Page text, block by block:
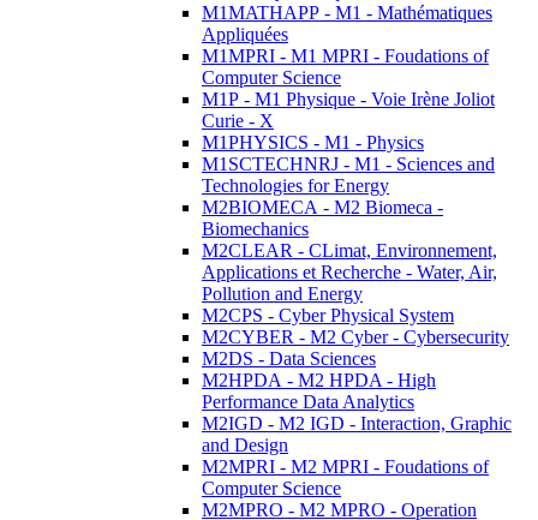
M1MATHAPP - M1 - Mathématiques
Appliquées
M1MPRI - M1 MPRI - Foudations of
Computer Science
M1P - M1 Physique - Voie Irène Joliot
Curie - X
M1PHYSICS - M1 - Physics
M1SCTECHNRJ - M1 - Sciences and
Technologies for Energy
M2BIOMECA - M2 Biomeca -
Biomechanics
M2CLEAR - CLimat, Environnement,
Applications et Recherche - Water, Air,
Pollution and Energy
M2CPS - Cyber Physical System
M2CYBER - M2 Cyber - Cybersecurity
M2DS - Data Sciences
M2HPDA - M2 HPDA - High
Performance Data Analytics
M2IGD - M2 IGD - Interaction, Graphic
and Design
M2MPRI - M2 MPRI - Foudations of
Computer Science
M2MPRO - M2 MPRO - Operation